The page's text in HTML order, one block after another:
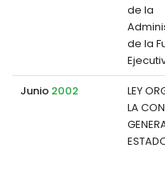
de la
de la
Junio 2002
LEY
LA